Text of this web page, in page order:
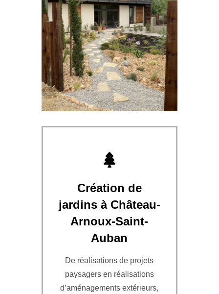
Création de
jardins à Château-
Arnoux-Saint-
Auban
De réalisations de projets
paysagers en réalisations
d’aménagements extérieurs,